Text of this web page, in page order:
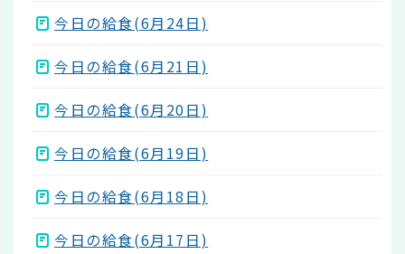
今日の給食(6月24日)
今日の給食(6月21日)
今日の給食(6月20日)
今日の給食(6月19日)
今日の給食(6月18日)
今日の給食(6月17日)